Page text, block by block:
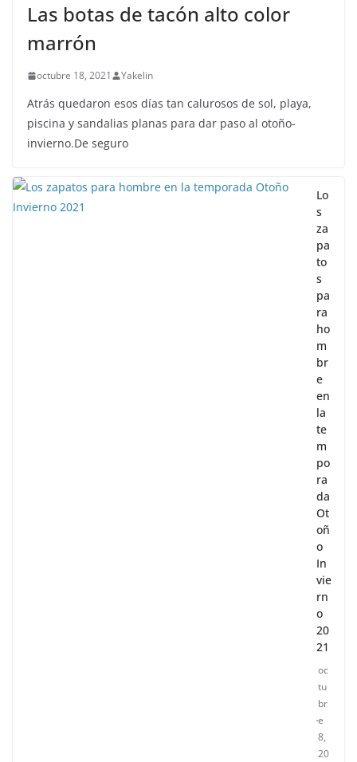
Las botas de tacón alto color
marrón
octubre 18, 2021 Yakelin
Atrás quedaron esos días tan calurosos de sol, playa,
piscina y sandalias planas para dar paso al otoño-
invierno.De seguro
Lo
s
za
pa
to
s
pa
ra
ho
m
br
e
en
la
te
m
po
ra
da
Ot
oñ
o
In
vie
rn
o
20
21
oc
tu
br
e
8,
20